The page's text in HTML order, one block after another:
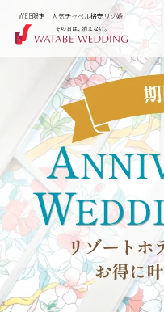
WEB限定 人気チャペル格安リゾ婚